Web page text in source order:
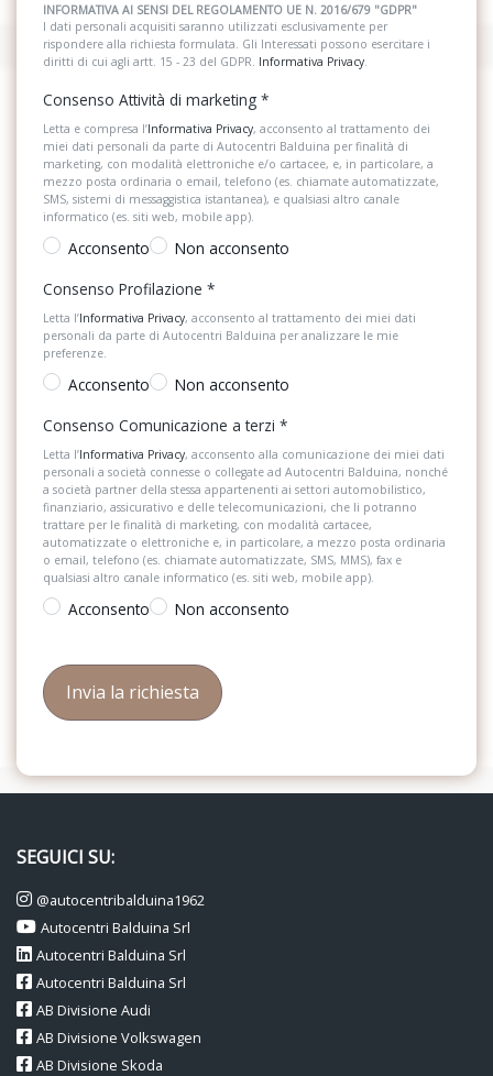
INFORMATIVA AI SENSI DEL REGOLAMENTO UE N. 2016/679 "GDPR"
I dati personali acquisiti saranno utilizzati esclusivamente per
rispondere alla richiesta formulata. Gli Interessati possono esercitare i
diritti di cui agli artt. 15 - 23 del GDPR. Informativa Privacy.
Consenso Attività di marketing *
Letta e compresa l’Informativa Privacy, acconsento al trattamento dei
miei dati personali da parte di Autocentri Balduina per finalità di
marketing, con modalità elettroniche e/o cartacee, e, in particolare, a
mezzo posta ordinaria o email, telefono (es. chiamate automatizzate,
SMS, sistemi di messaggistica istantanea), e qualsiasi altro canale
informatico (es. siti web, mobile app).
Acconsento
Non acconsento
Consenso Profilazione *
Letta l’Informativa Privacy, acconsento al trattamento dei miei dati
personali da parte di Autocentri Balduina per analizzare le mie
preferenze.
Acconsento
Non acconsento
Consenso Comunicazione a terzi *
Letta l’Informativa Privacy, acconsento alla comunicazione dei miei dati
personali a società connesse o collegate ad Autocentri Balduina, nonché
a società partner della stessa appartenenti ai settori automobilistico,
finanziario, assicurativo e delle telecomunicazioni, che li potranno
trattare per le finalità di marketing, con modalità cartacee,
automatizzate o elettroniche e, in particolare, a mezzo posta ordinaria
o email, telefono (es. chiamate automatizzate, SMS, MMS), fax e
qualsiasi altro canale informatico (es. siti web, mobile app).
Acconsento Non acconsento
SEGUICI SU:
@autocentribalduina1962
Autocentri Balduina Srl
Autocentri Balduina Srl
Autocentri Balduina Srl
AB Divisione Audi
AB Divisione Volkswagen
AB Divisione Skoda